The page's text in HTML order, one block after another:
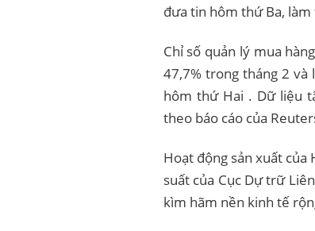
đưa tin hôm thứ Ba,
Chỉ số quản lý mua
47,7% trong tháng 2
hôm thứ Hai . Dữ liệu
theo báo cáo của
Hoạt động sản xuất của
suất của Cục Dự trữ
kìm hãm nền kinh tế